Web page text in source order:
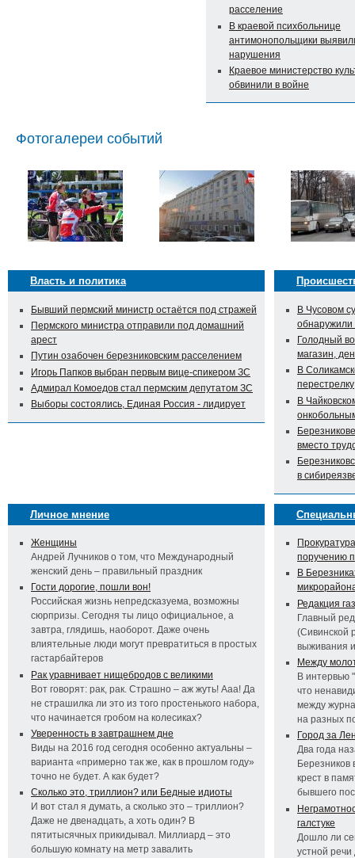
расселение
В краевой психбольнице
антимонопольщики
нарушения
Краевое министерство
обвинили в войне
Фотогалереи событий
Власть и политика
Бывший пермский министр остаётся под стражей
Пермского министра отправили под домашний
арест
Путин озабочен березниковским расселением
Игорь Папков выбран первым вице-спикером ЗС
Адмирал Комоедов стал пермским депутатом ЗС
Выборы состоялись, Единая Россия - лидирует
В Чусовом
Голодный
магазин,
В
перестрелку
В
вместо
в
Личное мнение
Женщины
Андрей Лучников о том, что Международный
женский день – правильный праздник
Гости дорогие, пошли вон!
Российская жизнь непредсказуема, возможны
сюрпризы. Сегодня ты лицо официальное, а
завтра, глядишь, наоборот. Даже очень
влиятельные люди могут превратиться в простых
гастарбайтеров
Рак уравнивает нищебродов с великими
Вот говорят: рак, рак. Страшно – аж жуть! Ааа! Да
не страшилка ли это из того простенького набора,
что начинается гробом на колесиках?
Уверенность в завтрашнем дне
Виды на 2016 год сегодня особенно актуальны –
варианта «примерно так же, как в прошлом году»
точно не будет. А как будет?
Сколько это, триллион? или Бедные идиоты
И вот стал я думать, а сколько это – триллион?
Даже не двенадцать, а хоть один? В
пятитысячных прикидывал. Миллиард – это
большую комнату на метр завалить
поручению
В
Редакция
Главный
(Сивинской
выживания
Между
В интервью
что
между
на разных
Город за
Два года
Березников
крест в
бывшего
галстуке
Дошло ли
устной речи